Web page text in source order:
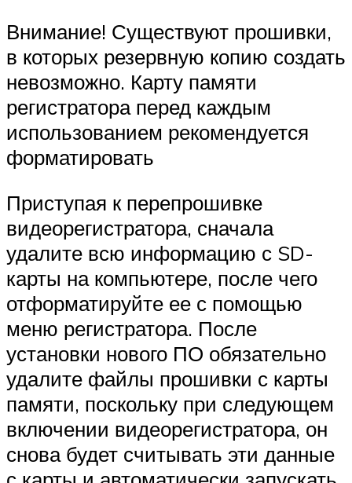
Внимание! Существуют прошивки,
в которых резервную копию создать
невозможно. Карту памяти
регистратора перед каждым
использованием рекомендуется
форматировать
Приступая к перепрошивке
видеорегистратора, сначала
удалите всю информацию с SD-
карты на компьютере, после чего
отформатируйте ее с помощью
меню регистратора. После
установки нового ПО обязательно
удалите файлы прошивки с карты
памяти, поскольку при следующем
включении видеорегистратора, он
снова будет считывать эти данные